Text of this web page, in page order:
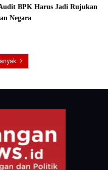
BPK Harus Jadi Rujukan
Negara